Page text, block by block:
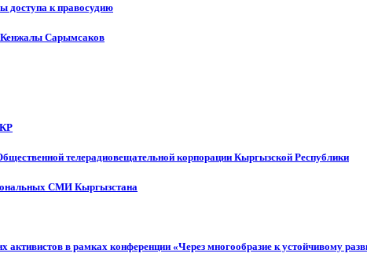
доступа к правосудию
Кенжалы Сарымсаков
телерадиовещательной корпорации Кыргызской Республики
СМИ Кыргызстана
в рамках конференции «Через многообразие к устойчивому